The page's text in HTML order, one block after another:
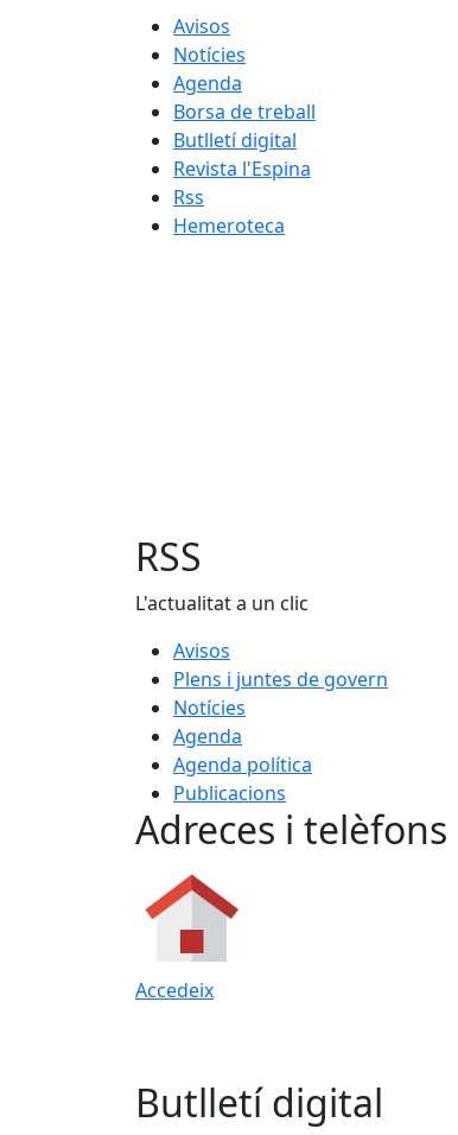
Avisos
Notícies
Agenda
Borsa de treball
Butlletí digital
Revista l'Espina
Rss
Hemeroteca
RSS
L'actualitat a un clic
Avisos
Plens i juntes de govern
Notícies
Agenda
Agenda política
Publicacions
Adreces i telèfons
Accedeix
Butlletí digital